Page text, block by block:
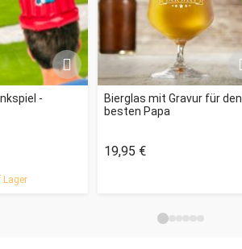
-
Bierglas mit Gravur für den
besten Papa
19,95 €